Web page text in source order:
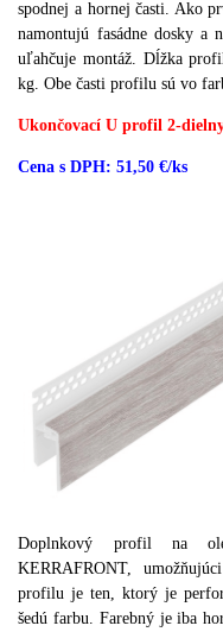
spodnej a hornej časti. Ako
namontujú fasádne dosky a
uľahčuje montáž. Dĺžka
kg. Obe časti profilu sú vo
Ukončovací U profil 2-
Cena s DPH: 51,50 €/ks
Doplnkový profil na
KERRAFRONT,
profilu je ten, ktorý je
šedú farbu.
Farebný je iba